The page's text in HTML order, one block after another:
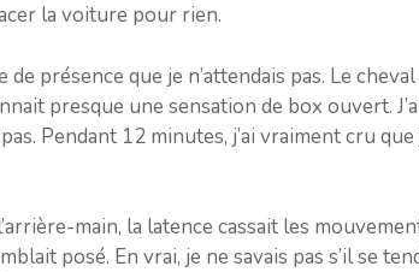
la voiture pour rien.
présence que je n’attendais pas. Le
presque une sensation de box ouvert.
Pendant 12 minutes, j’ai vraiment cru
main, la latence cassait les
posé. En vrai, je ne savais pas s’il se